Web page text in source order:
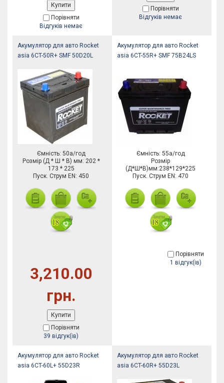
Купити
Порівняти
Відгуків немає
Порівняти
Відгуків немає
Акумулятор для авто Rocket
asia 6CT-50R+ SMF 50D20L
Ємність: 50а/год
Розмір (Д * Ш * В) мм: 202 *
173 * 225
Пуск. Струм EN: 450
3,210.00
грн.
Купити
Порівняти
39 відгук(ів)
Акумулятор для авто Rocket
asia 6CT-55R+ SMF 75B24LS
Ємність: 55а/год
Розмір
(Д*Ш*В)мм:238*129*225
Пуск. Струм EN: 470
Порівняти
1 відгук(ів)
Акумулятор для авто Rocket
asia 6CT-60L+ 55D23R
Акумулятор для авто Rocket
asia 6CT-60R+ 55D23L